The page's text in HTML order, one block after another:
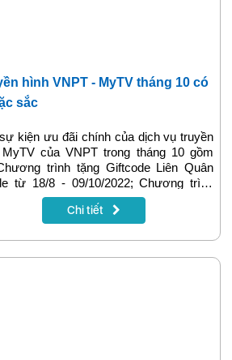
hình VNPT - MyTV tháng 10 có
sắc
kiện ưu đãi chính của dịch vụ truyền
của VNPT trong tháng 10 gồm
trình tặng Giftcode Liên Quân
từ 18/8 - 09/10/2022; Chương trình
mãi giảm 50% các gói MyTV Mobile
Nâng cao vào các ngày thứ 7, CN
2022; Chương trình khuyến mại dùng
ngày gói đặc sắc HBO GO diễn ra từ
Chi tiết